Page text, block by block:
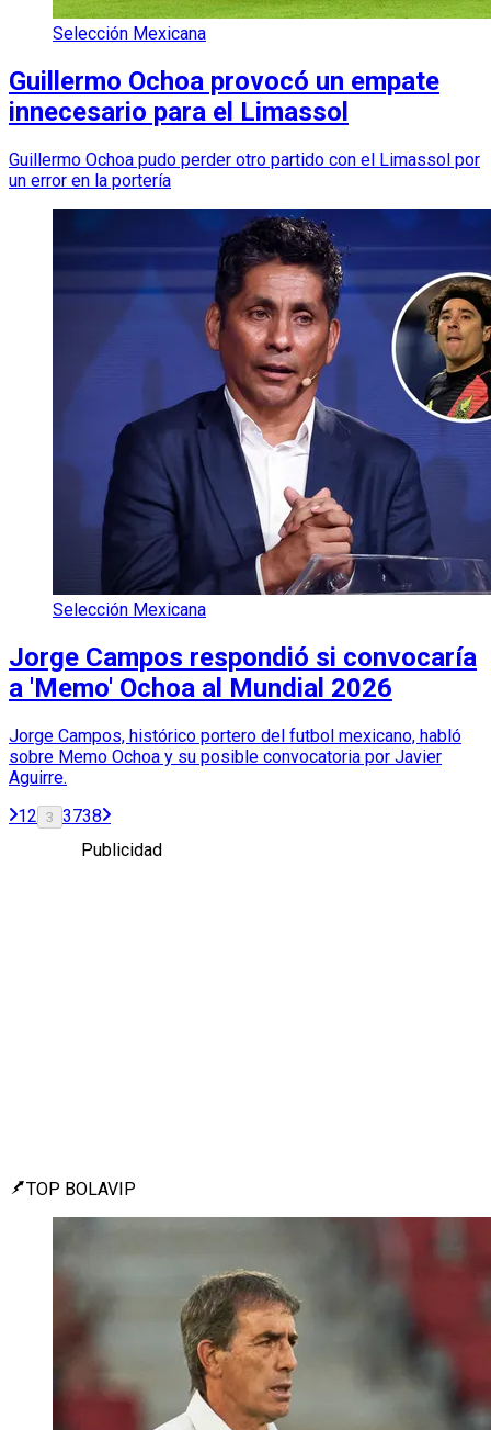
Selección Mexicana
Guillermo Ochoa provocó un empate
innecesario para el Limassol
Guillermo Ochoa pudo perder otro partido con el Limassol por
un error en la portería
Selección Mexicana
Jorge Campos respondió si convocaría
a 'Memo' Ochoa al Mundial 2026
Jorge Campos, histórico portero del futbol mexicano, habló
sobre Memo Ochoa y su posible convocatoria por Javier
Aguirre.
12 3 3738
Publicidad
TOP BOLAVIP